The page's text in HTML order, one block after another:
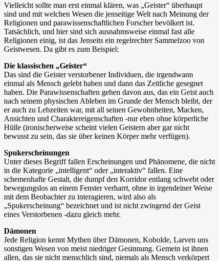
Vielleicht sollte man erst einmal klären, was „Geister“ überhaupt
sind und mit welchen Wesen die jenseitige Welt nach Meinung der
Religionen und parawissenschaftlichen Forscher bevölkert ist.
Tatsächlich, und hier sind sich ausnahmsweise einmal fast alle
Religionen einig, ist das Jenseits ein regelrechter Sammelzoo von
Geistwesen. Da gibt es zum Beispiel:
Die klassischen „Geister“
Das sind die Geister verstorbener Individuen, die irgendwann
einmal als Mensch gelebt haben und dann das Zeitliche gesegnet
haben. Die Parawissenschaften gehen davon aus, das ein Geist auch
nach seinem physischen Ableben im Grunde der Mensch bleibt, der
er auch zu Lebzeiten war, mit all seinen Gewohnheiten, Macken,
Ansichten und Charaktereigenschaften -nur eben ohne körperliche
Hülle (ironischerweise scheint vielen Geistern aber gar nicht
bewusst zu sein, das sie über keinen Körper mehr verfügen).
Spukerscheinungen
Unter dieses Begriff fallen Erscheinungen und Phänomene, die nicht
in die Kategorie „intelligent“ oder „interaktiv“ fallen. Eine
schemenhafte Gestalt, die dumpf den Korridor entlang schwebt oder
bewegungslos an einem Fenster verharrt, ohne in irgendeiner Weise
mit dem Beobachter zu interagieren, wird also als
„Spukerscheinung“ bezeichnet und ist nicht zwingend der Geist
eines Verstorbenen -dazu gleich mehr.
Dämonen
Jede Religion kennt Mythen über Dämonen, Kobolde, Larven uns
sonstigen Wesen von meist niedriger Gesinnung. Gemein ist ihnen
allen, das sie nicht menschlich sind, niemals als Mensch verkörpert